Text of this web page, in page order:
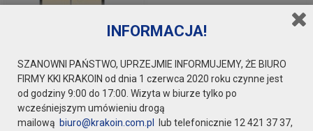
INFORMACJA!
SZANOWNI PAŃSTWO, UPRZEJMIE INFORMUJEMY, ŻE BIURO
FIRMY KKI KRAKOIN od dnia 1 czerwca 2020 roku czynne jest
od godziny 9:00 do 17:00. Wizyta w biurze tylko po
wcześniejszym umówieniu drogą
mailową biuro@krakoin.com.pl
lub telefonicznie 12 421 37 37,